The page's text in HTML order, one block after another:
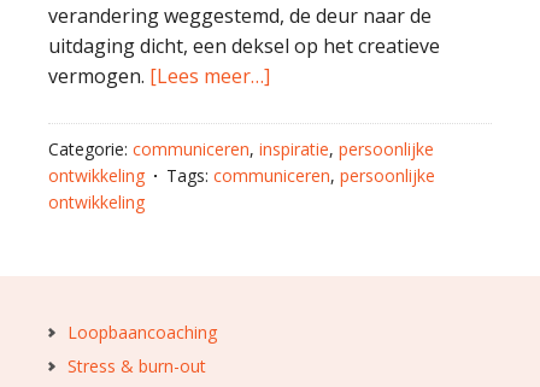
verandering weggestemd, de deur naar de
uitdaging dicht, een deksel op het creatieve
vermogen. [Lees meer…]
Categorie: communiceren, inspiratie, persoonlijke
ontwikkeling
Tags: communiceren, persoonlijke
ontwikkeling
Loopbaancoaching
Stress & burn-out